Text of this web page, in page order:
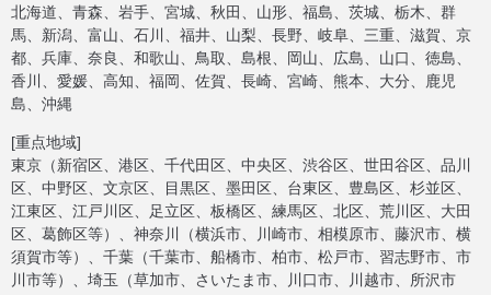
北海道、青森、岩手、宮城、秋田、山形、福島、茨城、栃木、群
馬、新潟、富山、石川、福井、山梨、長野、岐阜、三重、滋賀、京
都、兵庫、奈良、和歌山、鳥取、島根、岡山、広島、山口、徳島、
香川、愛媛、高知、福岡、佐賀、長崎、宮崎、熊本、大分、鹿児
島、沖縄
[重点地域]
東京（新宿区、港区、千代田区、中央区、渋谷区、世田谷区、品川
区、中野区、文京区、目黒区、墨田区、台東区、豊島区、杉並区、
江東区、江戸川区、足立区、板橋区、練馬区、北区、荒川区、大田
区、葛飾区等）、神奈川（横浜市、川崎市、相模原市、藤沢市、横
須賀市等）、千葉（千葉市、船橋市、柏市、松戸市、習志野市、市
川市等）、埼玉（草加市、さいたま市、川口市、川越市、所沢市